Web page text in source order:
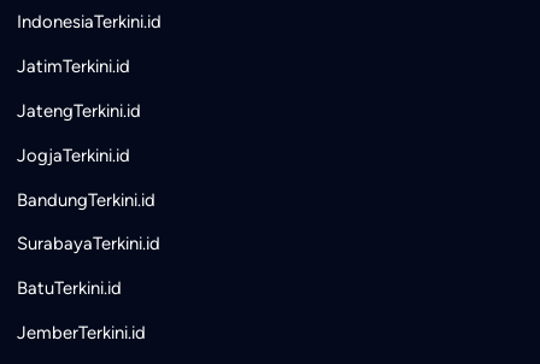
IndonesiaTerkini.id
JatimTerkini.id
JatengTerkini.id
JogjaTerkini.id
BandungTerkini.id
SurabayaTerkini.id
BatuTerkini.id
JemberTerkini.id